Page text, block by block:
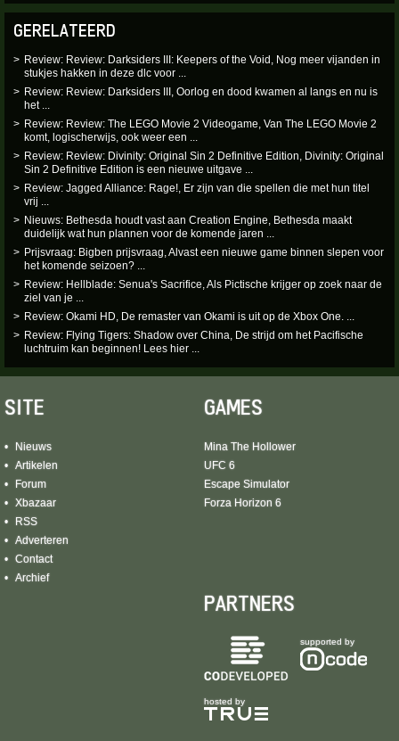
GERELATEERD
Review: Review: Darksiders III: Keepers of the Void, Nog meer vijanden in
stukjes hakken in deze dlc voor ...
Review: Review: Darksiders III, Oorlog en dood kwamen al langs en nu is
het ...
Review: Review: The LEGO Movie 2 Videogame, Van The LEGO Movie 2
komt, logischerwijs, ook weer een ...
Review: Review: Divinity: Original Sin 2 Definitive Edition, Divinity: Original
Sin 2 Definitive Edition is een nieuwe uitgave ...
Review: Jagged Alliance: Rage!, Er zijn van die spellen die met hun titel
vrij ...
Nieuws: Bethesda houdt vast aan Creation Engine, Bethesda maakt
duidelijk wat hun plannen voor de komende jaren ...
Prijsvraag: Bigben prijsvraag, Alvast een nieuwe game binnen slepen voor
het komende seizoen? ...
Review: Hellblade: Senua's Sacrifice, Als Pictische krijger op zoek naar de
ziel van je ...
Review: Okami HD, De remaster van Okami is uit op de Xbox One. ...
Review: Flying Tigers: Shadow over China, De strijd om het Pacifische
luchtruim kan beginnen! Lees hier ...
SITE
Nieuws
Artikelen
Forum
Xbazaar
RSS
Adverteren
Contact
Archief
GAMES
Mina The Hollower
UFC 6
Escape Simulator
Forza Horizon 6
PARTNERS
supported by
hosted by